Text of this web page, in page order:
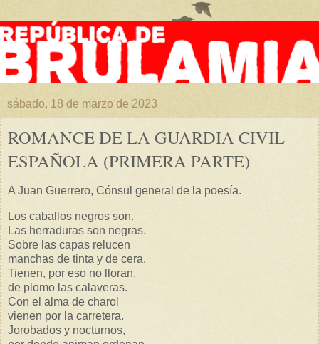
sábado, 18 de marzo de 2023
ROMANCE DE LA GUARDIA CIVIL
ESPAÑOLA (PRIMERA PARTE)
A Juan Guerrero, Cónsul general de la poesía.
Los caballos negros son.
Las herraduras son negras.
Sobre las capas relucen
manchas de tinta y de cera.
Tienen, por eso no lloran,
de plomo las calaveras.
Con el alma de charol
vienen por la carretera.
Jorobados y nocturnos,